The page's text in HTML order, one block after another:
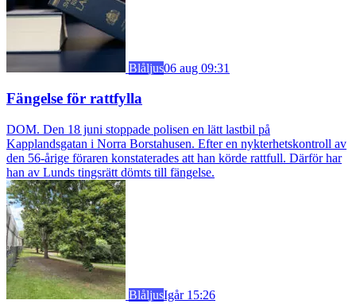
Blåljus06 aug 09:31
Fängelse för rattfylla
DOM. Den 18 juni stoppade polisen en lätt lastbil på
Kapplandsgatan i Norra Borstahusen. Efter en nykterhetskontroll av
den 56-årige föraren konstaterades att han körde rattfull. Därför har
han av Lunds tingsrätt dömts till fängelse.
BlåljusIgår 15:26